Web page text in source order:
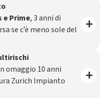
e Prime, 3 anni di
se c’è meno sole del
omaggio 10 anni
Zurich Impianto